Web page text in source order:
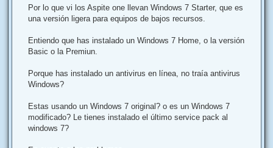
j
Por lo que vi los Aspite one llevan Windows 7 Starter, que es
una versión ligera para equipos de bajos recursos.
Entiendo que has instalado un Windows 7 Home, o la versión
Basic o la Premiun.
Porque has instalado un antivirus en línea, no traía antivirus
Windows?
Estas usando un Windows 7 original? o es un Windows 7
modificado? Le tienes instalado el último service pack al
windows 7?